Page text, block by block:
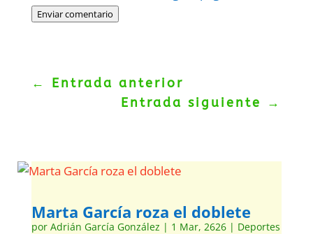
Enviar comentario
← Entrada anterior
Entrada siguiente
→
Marta García roza el doblete
por Adrián García González | 1 Mar, 2626| Deportes